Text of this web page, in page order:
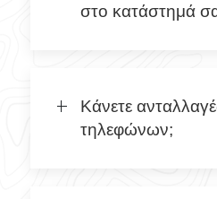
στο κατάστημά
Κάνετε
τηλεφώνων;